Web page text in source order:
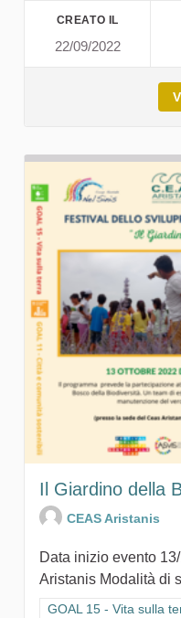
CREATO IL
22/09/2022
Il Giardino della
CEAS Aristanis
Data inizio evento
Aristanis Modalità di
Filtra i risultati per
GOAL 15 - Vita sulla